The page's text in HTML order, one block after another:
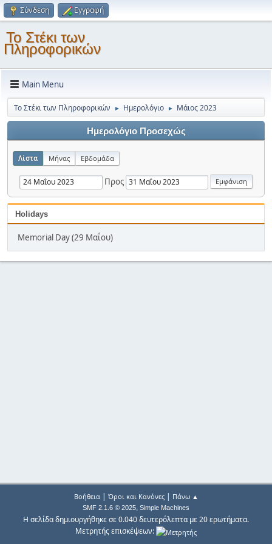
Σύνδεση Εγγραφή
Το Στέκι των
Πληροφορικών
Main Menu
Το Στέκι των Πληροφορικών ► Ημερολόγιο ► Μάιος 2023
Ημερολόγιο Προσεχώς
Λίστα Μήνας Εβδομάδα
Προς
Holidays
Memorial Day (29 Μαΐου)
Βοήθεια| Όροι και Κανόνες| Πάνω ▲
SMF 2.1.6 © 2025, Simple Machines
Η σελίδα δημιουργήθηκε σε 0.040 δευτερόλεπτα με 20 ερωτήματα.
Μετρητής επισκέψεων: